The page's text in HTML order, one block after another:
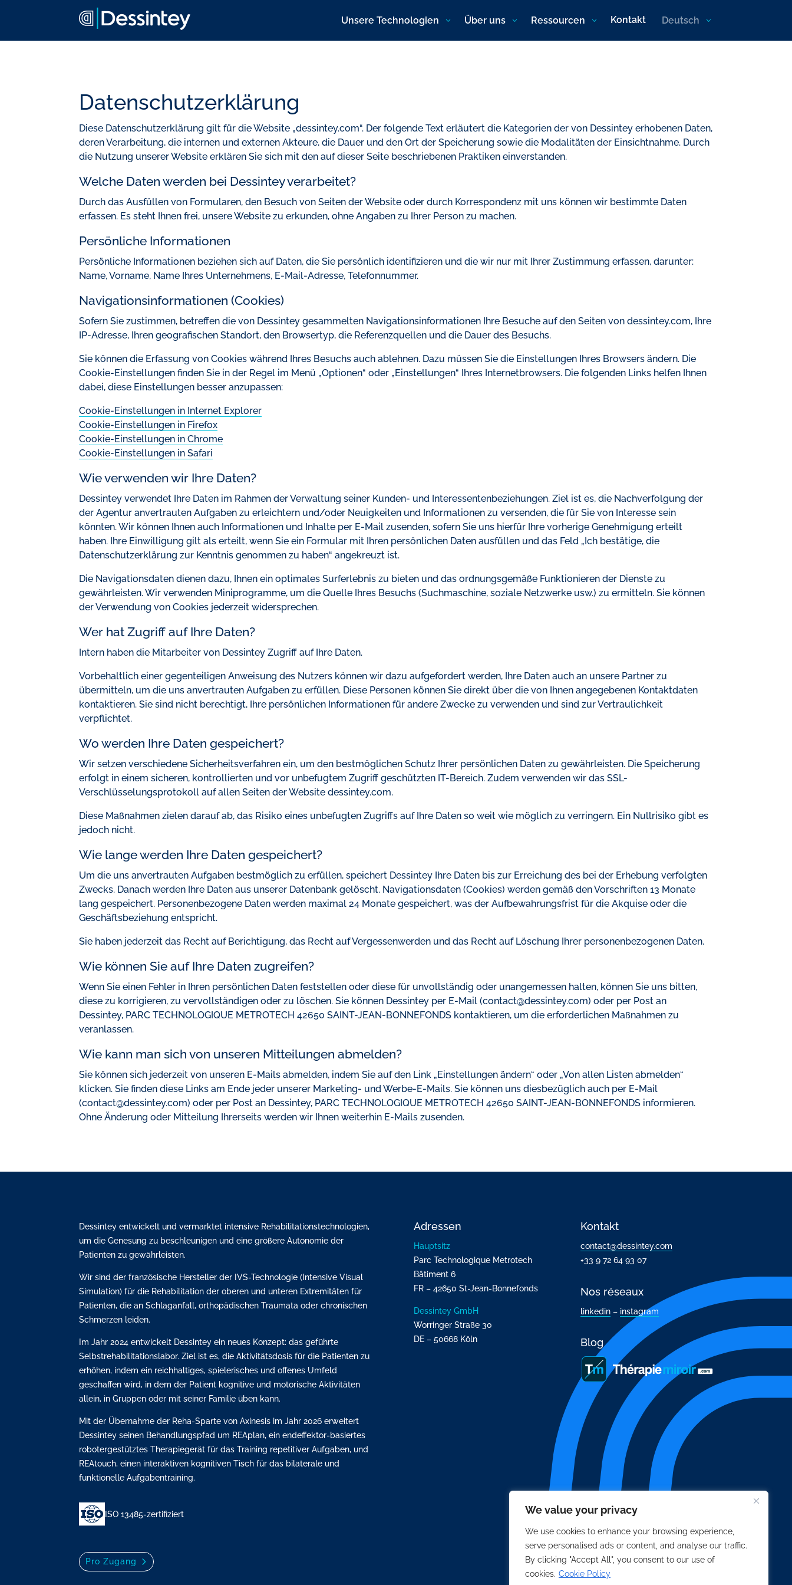
We value your privacy
We use cookies to enhance your browsing experience,
serve personalised ads or content, and analyse our traffic.
By clicking "Accept All", you consent to our use of
cookies. Cookie Policy
Unsere Technologien Über uns Ressourcen Kontakt Deutsch
Datenschutzerklärung
Diese Datenschutzerklärung gilt für die Website „dessintey.com“. Der folgende Text erläutert die Kategorien der von Dessintey erhobenen Daten,
deren Verarbeitung, die internen und externen Akteure, die Dauer und den Ort der Speicherung sowie die Modalitäten der Einsichtnahme. Durch
die Nutzung unserer Website erklären Sie sich mit den auf dieser Seite beschriebenen Praktiken einverstanden.
Welche Daten werden bei Dessintey verarbeitet?
Durch das Ausfüllen von Formularen, den Besuch von Seiten der Website oder durch Korrespondenz mit uns können wir bestimmte Daten
erfassen. Es steht Ihnen frei, unsere Website zu erkunden, ohne Angaben zu Ihrer Person zu machen.
Persönliche Informationen
Persönliche Informationen beziehen sich auf Daten, die Sie persönlich identifizieren und die wir nur mit Ihrer Zustimmung erfassen, darunter:
Name, Vorname, Name Ihres Unternehmens, E-Mail-Adresse, Telefonnummer.
Navigationsinformationen (Cookies)
Sofern Sie zustimmen, betreffen die von Dessintey gesammelten Navigationsinformationen Ihre Besuche auf den Seiten von dessintey.com, Ihre
IP-Adresse, Ihren geografischen Standort, den Browsertyp, die Referenzquellen und die Dauer des Besuchs.
Sie können die Erfassung von Cookies während Ihres Besuchs auch ablehnen. Dazu müssen Sie die Einstellungen Ihres Browsers ändern. Die
Cookie-Einstellungen finden Sie in der Regel im Menü „Optionen“ oder „Einstellungen“ Ihres Internetbrowsers. Die folgenden Links helfen Ihnen
dabei, diese Einstellungen besser anzupassen:
Cookie-Einstellungen in Internet Explorer
Cookie-Einstellungen in Firefox
Cookie-Einstellungen in Chrome
Cookie-Einstellungen in Safari
Wie verwenden wir Ihre Daten?
Dessintey verwendet Ihre Daten im Rahmen der Verwaltung seiner Kunden- und Interessentenbeziehungen. Ziel ist es, die Nachverfolgung der
der Agentur anvertrauten Aufgaben zu erleichtern und/oder Neuigkeiten und Informationen zu versenden, die für Sie von Interesse sein
könnten. Wir können Ihnen auch Informationen und Inhalte per E-Mail zusenden, sofern Sie uns hierfür Ihre vorherige Genehmigung erteilt
haben. Ihre Einwilligung gilt als erteilt, wenn Sie ein Formular mit Ihren persönlichen Daten ausfüllen und das Feld „Ich bestätige, die
Datenschutzerklärung zur Kenntnis genommen zu haben“ angekreuzt ist.
Die Navigationsdaten dienen dazu, Ihnen ein optimales Surferlebnis zu bieten und das ordnungsgemäße Funktionieren der Dienste zu
gewährleisten. Wir verwenden Miniprogramme, um die Quelle Ihres Besuchs (Suchmaschine, soziale Netzwerke usw.) zu ermitteln. Sie können
der Verwendung von Cookies jederzeit widersprechen.
Wer hat Zugriff auf Ihre Daten?
Intern haben die Mitarbeiter von Dessintey Zugriff auf Ihre Daten.
Vorbehaltlich einer gegenteiligen Anweisung des Nutzers können wir dazu aufgefordert werden, Ihre Daten auch an unsere Partner zu
übermitteln, um die uns anvertrauten Aufgaben zu erfüllen. Diese Personen können Sie direkt über die von Ihnen angegebenen Kontaktdaten
kontaktieren. Sie sind nicht berechtigt, Ihre persönlichen Informationen für andere Zwecke zu verwenden und sind zur Vertraulichkeit
verpflichtet.
Wo werden Ihre Daten gespeichert?
Wir setzen verschiedene Sicherheitsverfahren ein, um den bestmöglichen Schutz Ihrer persönlichen Daten zu gewährleisten. Die Speicherung
erfolgt in einem sicheren, kontrollierten und vor unbefugtem Zugriff geschützten IT-Bereich. Zudem verwenden wir das SSL-
Verschlüsselungsprotokoll auf allen Seiten der Website dessintey.com.
Diese Maßnahmen zielen darauf ab, das Risiko eines unbefugten Zugriffs auf Ihre Daten so weit wie möglich zu verringern. Ein Nullrisiko gibt es
jedoch nicht.
Wie lange werden Ihre Daten gespeichert?
Um die uns anvertrauten Aufgaben bestmöglich zu erfüllen, speichert Dessintey Ihre Daten bis zur Erreichung des bei der Erhebung verfolgten
Zwecks. Danach werden Ihre Daten aus unserer Datenbank gelöscht. Navigationsdaten (Cookies) werden gemäß den Vorschriften 13 Monate
lang gespeichert. Personenbezogene Daten werden maximal 24 Monate gespeichert, was der Aufbewahrungsfrist für die Akquise oder die
Geschäftsbeziehung entspricht.
Sie haben jederzeit das Recht auf Berichtigung, das Recht auf Vergessenwerden und das Recht auf Löschung Ihrer personenbezogenen Daten.
Wie können Sie auf Ihre Daten zugreifen?
Wenn Sie einen Fehler in Ihren persönlichen Daten feststellen oder diese für unvollständig oder unangemessen halten, können Sie uns bitten,
diese zu korrigieren, zu vervollständigen oder zu löschen. Sie können Dessintey per E-Mail (contact@dessintey.com) oder per Post an
Dessintey, PARC TECHNOLOGIQUE METROTECH 42650 SAINT-JEAN-BONNEFONDS kontaktieren, um die erforderlichen Maßnahmen zu
veranlassen.
Wie kann man sich von unseren Mitteilungen abmelden?
Sie können sich jederzeit von unseren E-Mails abmelden, indem Sie auf den Link „Einstellungen ändern“ oder „Von allen Listen abmelden“
klicken. Sie finden diese Links am Ende jeder unserer Marketing- und Werbe-E-Mails. Sie können uns diesbezüglich auch per E-Mail
(contact@dessintey.com) oder per Post an Dessintey, PARC TECHNOLOGIQUE METROTECH 42650 SAINT-JEAN-BONNEFONDS informieren.
Ohne Änderung oder Mitteilung Ihrerseits werden wir Ihnen weiterhin E-Mails zusenden.
Dessintey entwickelt und vermarktet intensive Rehabilitationstechnologien,
um die Genesung zu beschleunigen und eine größere Autonomie der
Patienten zu gewährleisten.
Wir sind der französische Hersteller der IVS-Technologie (Intensive Visual
Simulation) für die Rehabilitation der oberen und unteren Extremitäten für
Patienten, die an Schlaganfall, orthopädischen Traumata oder chronischen
Schmerzen leiden.
Im Jahr 2024 entwickelt Dessintey ein neues Konzept: das geführte
Selbstrehabilitationslabor. Ziel ist es, die Aktivitätsdosis für die Patienten zu
erhöhen, indem ein reichhaltiges, spielerisches und offenes Umfeld
geschaffen wird, in dem der Patient kognitive und motorische Aktivitäten
allein, in Gruppen oder mit seiner Familie üben kann.
Mit der Übernahme der Reha-Sparte von Axinesis im Jahr 2026 erweitert
Dessintey seinen Behandlungspfad um REAplan, ein endeffektor-basiertes
robotergestütztes Therapiegerät für das Training repetitiver Aufgaben, und
REAtouch, einen interaktiven kognitiven Tisch für das bilaterale und
funktionelle Aufgabentraining.
ISO 13485-zertifiziert
Pro Zugang
Adressen
Hauptsitz
Parc Technologique Metrotech
Bâtiment 6
FR – 42650 St-Jean-Bonnefonds
Dessintey GmbH
Worringer Straße 30
DE – 50668 Köln
Kontakt
contact@dessintey.com
+33 9 72 64 93 07
Nos réseaux
linkedin – instagram
Blog